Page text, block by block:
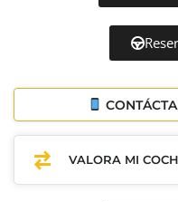
VALORA MI